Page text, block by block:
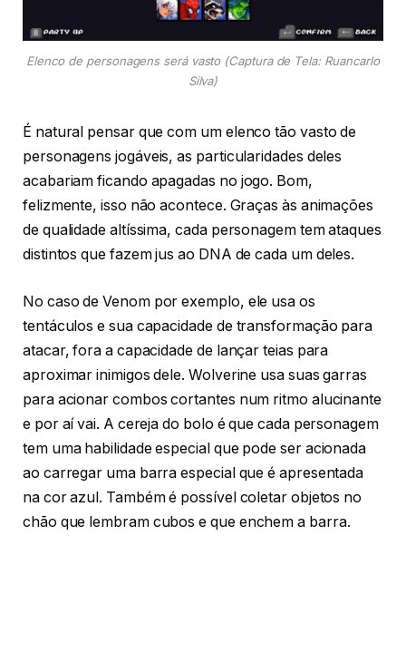
Elenco de personagens será vasto (Captura de Tela: Ruancarlo
Silva)
É natural pensar que com um elenco tão vasto de
personagens jogáveis, as particularidades deles
acabariam ficando apagadas no jogo. Bom,
felizmente, isso não acontece. Graças às animações
de qualidade altíssima, cada personagem tem ataques
distintos que fazem jus ao DNA de cada um deles.
No caso de Venom por exemplo, ele usa os
tentáculos e sua capacidade de transformação para
atacar, fora a capacidade de lançar teias para
aproximar inimigos dele. Wolverine usa suas garras
para acionar combos cortantes num ritmo alucinante
e por aí vai. A cereja do bolo é que cada personagem
tem uma habilidade especial que pode ser acionada
ao carregar uma barra especial que é apresentada
na cor azul. Também é possível coletar objetos no
chão que lembram cubos e que enchem a barra.